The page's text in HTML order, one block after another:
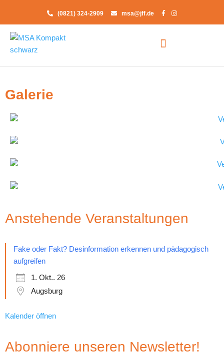
(0821) 324-2909 msa@jff.de
Galerie
Anstehende Veranstaltungen
Fake oder Fakt? Desinformation erkennen und pädagogisch
aufgreifen
1. Okt.. 26
Augsburg
Kalender öffnen
Abonniere unseren Newsletter!